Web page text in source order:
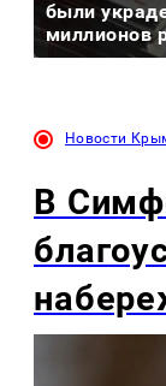
были
миллионов
Новости
В